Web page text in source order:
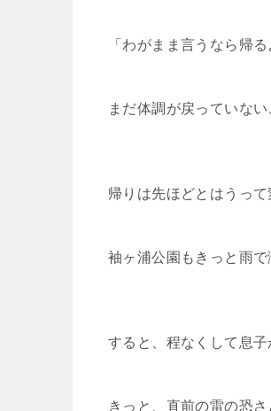
「わがまま言うなら帰
まだ体調が戻っていな
帰りは先ほどとはうって
袖ヶ浦公園もきっと雨
すると、程なくして息
きっと、直前の雷の恐